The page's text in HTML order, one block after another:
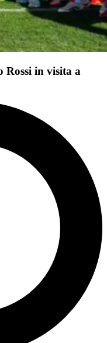
Rossi in visita a